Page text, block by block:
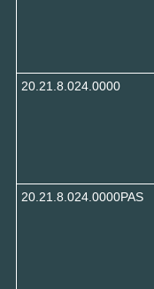
20.21.8.024.0000
20.21.8.024.0000PAS